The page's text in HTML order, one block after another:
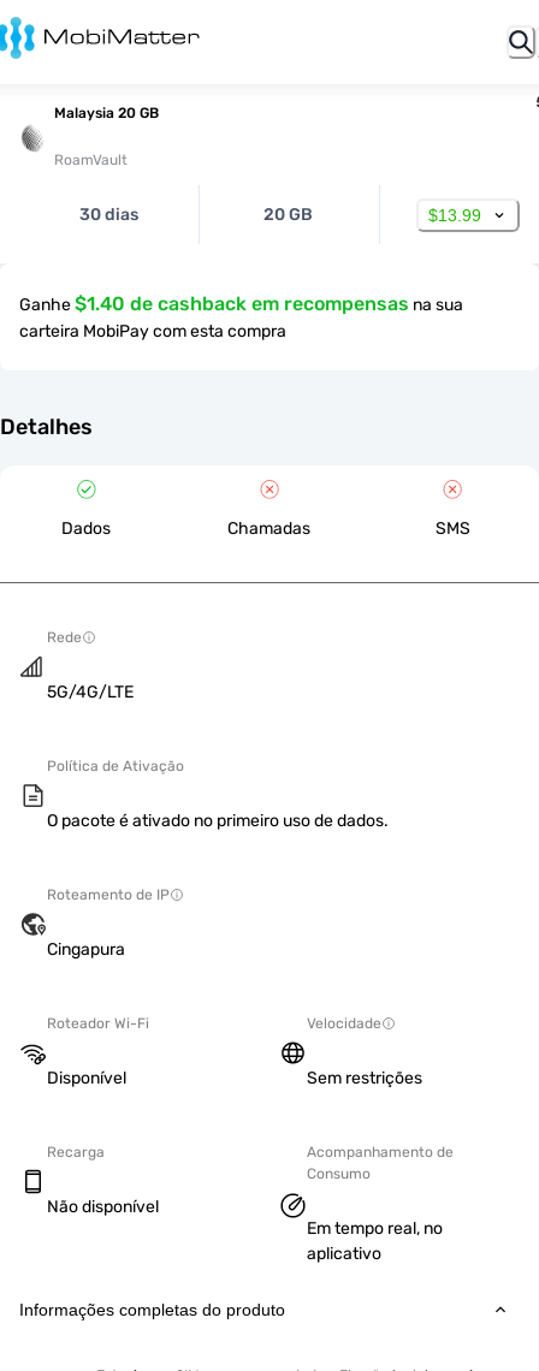
Malaysia 20 GB
RoamVault
30 dias 20 GB $13.99
Ganhe$1.40 de cashback em recompensas na sua
carteira MobiPay com esta compra
Detalhes
Dados Chamadas SMS
Rede
5G/4G/LTE
Política de Ativação
O pacote é ativado no primeiro uso de dados.
Roteamento de IP
Cingapura
Roteador Wi-Fi
Disponível
Velocidade
Sem restrições
Recarga
Não disponível
Acompanhamento de
Consumo
Em tempo real, no
aplicativo
Informações completas do produto